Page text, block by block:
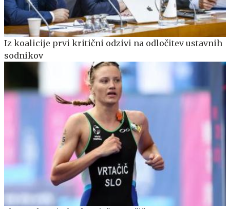
Iz koalicije prvi kritični odzivi na odločitev ustavnih
sodnikov